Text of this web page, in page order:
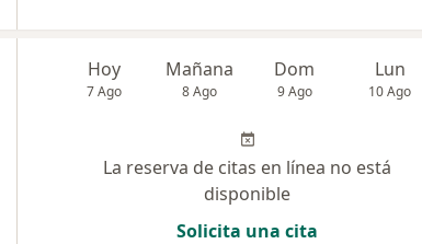
Hoy
7 Ago
Mañana
8 Ago
Dom
9 Ago
Lun
10 Ago
La reserva de citas en línea no está
disponible
Solicita una cita